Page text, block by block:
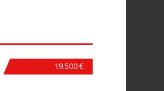
19.500 €